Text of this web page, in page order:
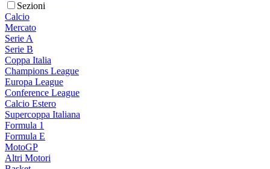
Sezioni
Calcio
Mercato
Serie A
Serie B
Coppa Italia
Champions League
Europa League
Conference League
Calcio Estero
Supercoppa Italiana
Formula 1
Formula E
MotoGP
Altri Motori